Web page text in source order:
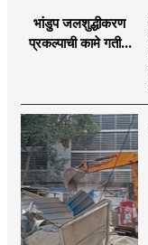
भांडुप जलशुद्धीकरण
प्रकल्पाची कामे गतीने